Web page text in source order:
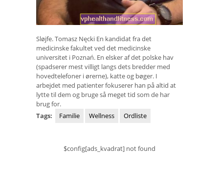
Sløjfe. Tomasz Nęcki En kandidat fra det
medicinske fakultet ved det medicinske
universitet i Poznań. En elsker af det polske hav
(spadserer mest villigt langs dets bredder med
hovedtelefoner i ørerne), katte og bøger. I
arbejdet med patienter fokuserer han på altid at
lytte til dem og bruge så meget tid som de har
brug for.
Tags:
Familie Wellness Ordliste
$config[ads_kvadrat] not found